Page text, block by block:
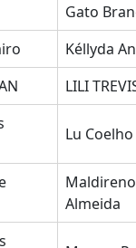
Gato
Kéllyda
LILI
Lu Coelho
Almeida